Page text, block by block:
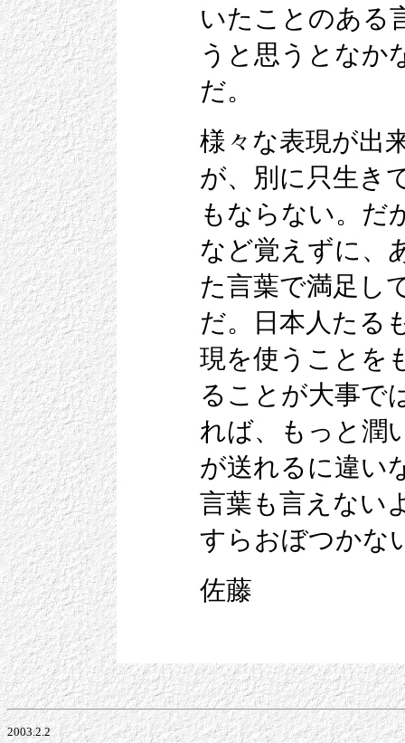
いたことのある
うと思うとなか
だ。
様々な表現が出
が、別に只生き
もならない。だ
など覚えずに、
た言葉で満足し
だ。日本人たる
現を使うことを
ることが大事で
れば、もっと潤
が送れるに違い
言葉も言えない
すらおぼつかな
佐藤
2003.2.2